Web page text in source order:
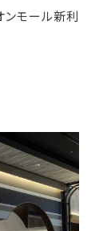
モール新利